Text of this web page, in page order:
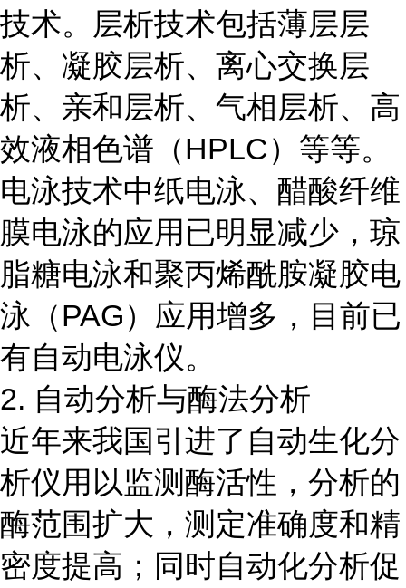
技术。层析技术包括薄层层
析、凝胶层析、离心交换层
析、亲和层析、气相层析、高
效液相色谱（HPLC）等等。
电泳技术中纸电泳、醋酸纤维
膜电泳的应用已明显减少，琼
脂糖电泳和聚丙烯酰胺凝胶电
泳（PAG）应用增多，目前已
有自动电泳仪。
2. 自动分析与酶法分析
近年来我国引进了自动生化分
析仪用以监测酶活性，分析的
酶范围扩大，测定准确度和精
密度提高；同时自动化分析促